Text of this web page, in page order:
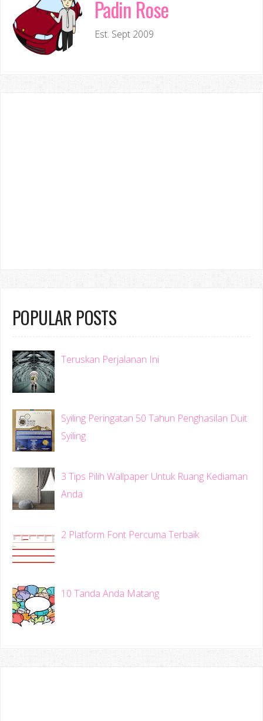
Padin Rose
Est. Sept 2009
POPULAR POSTS
Teruskan Perjalanan Ini
Syiling Peringatan 50 Tahun Penghasilan Duit
Syiling
3 Tips Pilih Wallpaper Untuk Ruang Kediaman
Anda
2 Platform Font Percuma Terbaik
10 Tanda Anda Matang